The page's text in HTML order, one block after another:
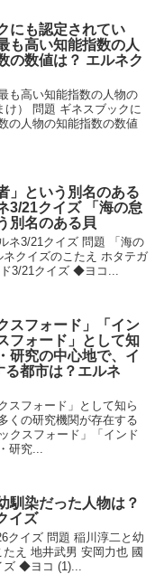
にも認定されてい
も高い知能指数の人
の数値は？ エルネク
も高い知能指数の人物の
け） 問題 ギネスブックに
の人物の知能指数の数値
」という別名のある
3/21クイズ 「海の怠
別名のある貝
ネ3/21クイズ 問題 「海の
クイズのこたえ ホタテガ
3/21クイズ ◆ヨコ...
スフォード」「イン
フォード」として知
研究の中心地で、イ
る都市は？エルネ
スフォード」として知ら
くの研究機関が存在する
クスフォード」「インド
研究...
馴染だった人物は？
イズ
クイズ 問題 稲川淳二と幼
え 地井武男 安岡力也 國
◆ヨコ (1)...